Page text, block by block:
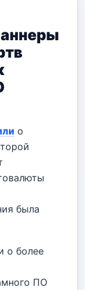
о
была
о более
ПО